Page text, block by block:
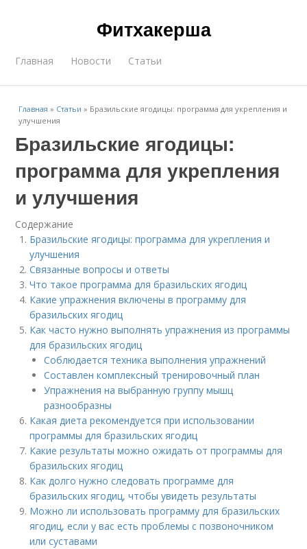
Фитхакерша
Главная Новости Статьи
Главная » Статьи » Бразильские ягодицы: программа для укрепления и
улучшения
Бразильские ягодицы:
программа для укрепления
и улучшения
Содержание
Бразильские ягодицы: программа для укрепления и
улучшения
Связанные вопросы и ответы
Что такое программа для бразильских ягодиц
Какие упражнения включены в программу для
бразильских ягодиц
Как часто нужно выполнять упражнения из программы
для бразильских ягодиц
Соблюдается техника выполнения упражнений
Составлен комплексный тренировочный план
Упражнения на выбранную группу мышц
разнообразны
Какая диета рекомендуется при использовании
программы для бразильских ягодиц
Какие результаты можно ожидать от программы для
бразильских ягодиц
Как долго нужно следовать программе для
бразильских ягодиц, чтобы увидеть результаты
Можно ли использовать программу для бразильских
ягодиц, если у вас есть проблемы с позвоночником
или суставами